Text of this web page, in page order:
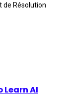
de Résolution
Learn AI